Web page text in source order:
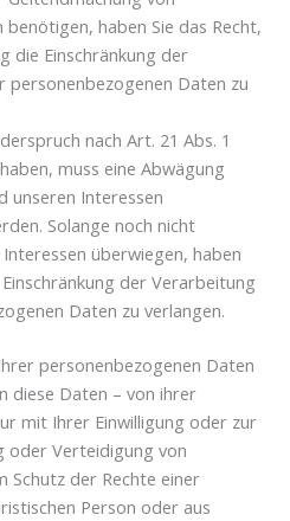
benötigen, haben Sie das Recht,
die Einschränkung der
personenbezogenen Daten zu
nach Art. 21 Abs. 1
muss eine Abwägung
unseren Interessen
Solange noch nicht
überwiegen, haben
der Verarbeitung
Daten zu verlangen.
personenbezogenen Daten
diese Daten – von ihrer
mit Ihrer Einwilligung oder zur
oder Verteidigung von
Schutz der Rechte einer
Person oder aus